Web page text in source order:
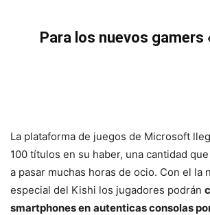
Para los nuevos gamers
La plataforma de juegos de Microsoft
100 títulos en su haber, una cantidad
a pasar muchas horas de ocio. Con el la
especial del Kishi los jugadores podrán
smartphones en autenticas consolas